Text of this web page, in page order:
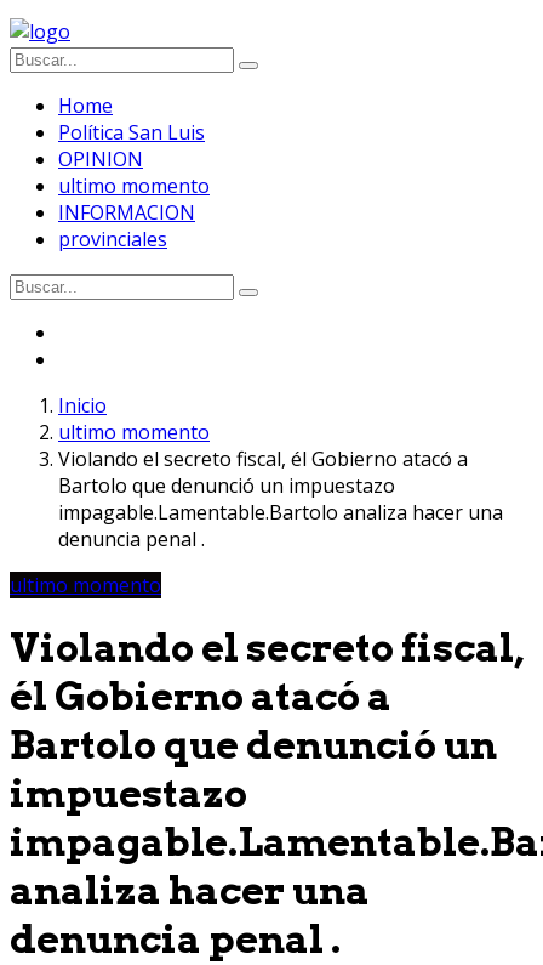
Home
Política San Luis
OPINION
ultimo momento
INFORMACION
provinciales
Inicio
ultimo momento
Violando el secreto fiscal, él Gobierno atacó a
Bartolo que denunció un impuestazo
impagable.Lamentable.Bartolo analiza hacer una
denuncia penal .
ultimo momento
Violando el secreto fiscal,
él Gobierno atacó a
Bartolo que denunció un
impuestazo
analiza hacer una
denuncia penal .